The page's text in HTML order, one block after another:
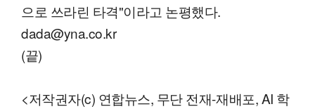
으로 쓰라린 타격"이라고 논평했다.
dada@yna.co.kr
(끝)
<저작권자(c) 연합뉴스, 무단 전재-재배포, AI 학